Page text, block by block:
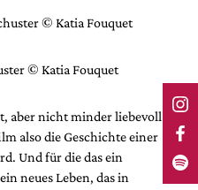
© Katia Fouquet
aber nicht minder liebevoll
also die Geschichte einer
Und für die das ein
neues Leben, das in